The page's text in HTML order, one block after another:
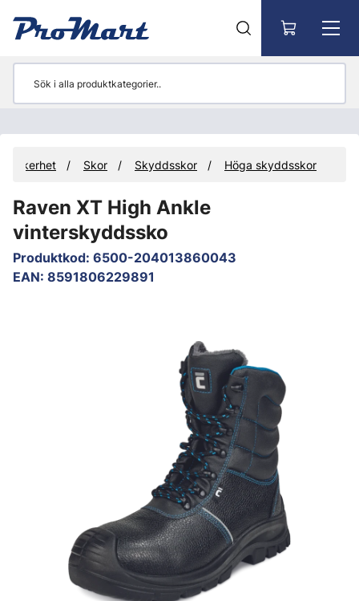
Skor Skyddsskor Höga skyddsskor
Raven XT High Ankle
vinterskyddssko
Produktkod: 6500-204013860043
EAN: 8591806229891